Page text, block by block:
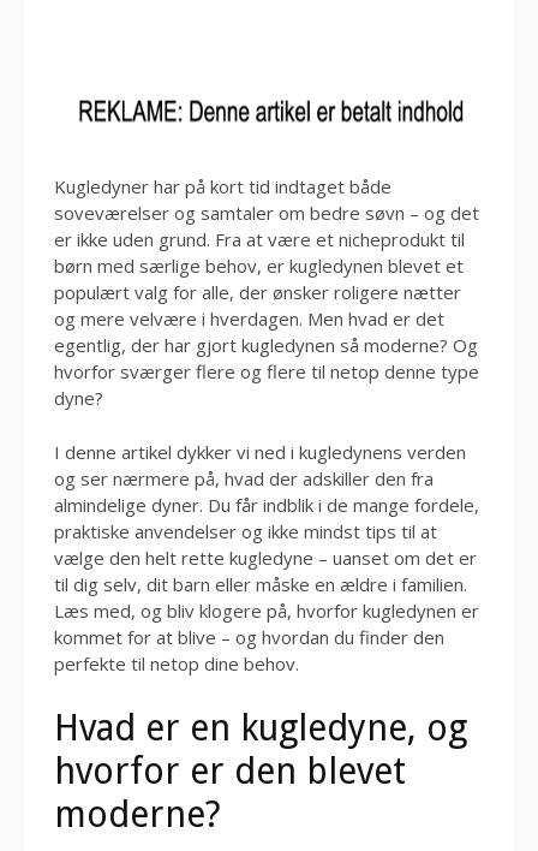
Kugledyner har på kort tid indtaget både
soveværelser og samtaler om bedre søvn – og det
er ikke uden grund. Fra at være et nicheprodukt til
børn med særlige behov, er kugledynen blevet et
populært valg for alle, der ønsker roligere nætter
og mere velvære i hverdagen. Men hvad er det
egentlig, der har gjort kugledynen så moderne? Og
hvorfor sværger flere og flere til netop denne type
dyne?
I denne artikel dykker vi ned i kugledynens verden
og ser nærmere på, hvad der adskiller den fra
almindelige dyner. Du får indblik i de mange fordele,
praktiske anvendelser og ikke mindst tips til at
vælge den helt rette kugledyne – uanset om det er
til dig selv, dit barn eller måske en ældre i familien.
Læs med, og bliv klogere på, hvorfor kugledynen er
kommet for at blive – og hvordan du finder den
perfekte til netop dine behov.
Hvad er en kugledyne, og
hvorfor er den blevet
moderne?